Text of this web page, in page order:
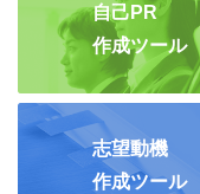
自己PR
作成ツール
志望動機
作成ツール